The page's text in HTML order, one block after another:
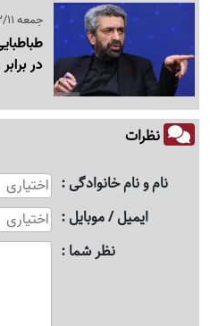
جمعه 1405/02/11 ساعت 12:25
در
نظرات
نام و نام خانوادگی
ایمیل / موبایل
نظر شما